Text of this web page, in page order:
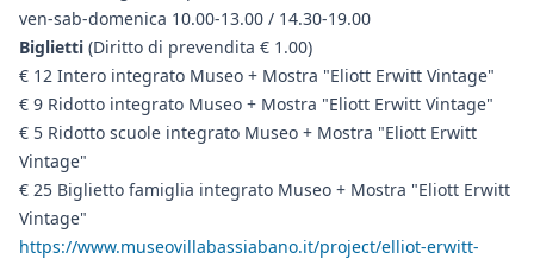
ven-sab-domenica 10.00-13.00 / 14.30-19.00
Biglietti (Diritto di prevendita € 1.00)
€ 12 Intero integrato Museo + Mostra "Eliott Erwitt Vintage"
€ 9 Ridotto integrato Museo + Mostra "Eliott Erwitt Vintage"
€ 5 Ridotto scuole integrato Museo + Mostra "Eliott Erwitt
Vintage"
€ 25 Biglietto famiglia integrato Museo + Mostra "Eliott Erwitt
Vintage"
https://www.museovillabassiabano.it/project/elliot-erwitt-